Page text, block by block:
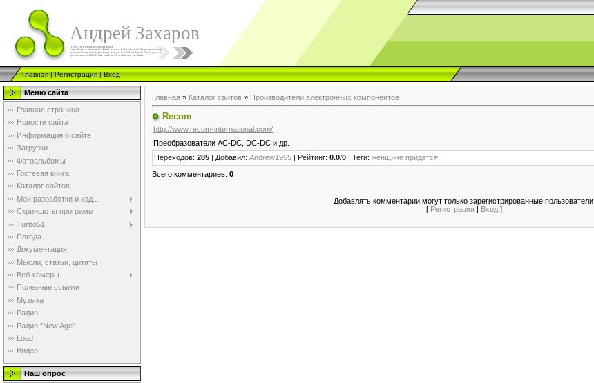
Андрей Захаров
Главная|Регистрация|Вход
Меню сайта
Главная страница
Новости сайта
Информация о сайте
Загрузки
Фотоальбомы
Гостевая книга
Каталог сайтов
Мои разработки и изд...
Скриншоты программ
Turbo51
Погода
Документация
Мысли, статьи, цитаты
Веб-камеры
Полезные ссылки
Музыка
Радио
Радио "New Age"
Load
Видео
Наш опрос
Главная » Каталог сайтов » Производители электронных компонентов
Recom
http://www.recom-international.com/
Преобразователи AC-DC, DC-DC и др.
Переходов: 285 | Добавил: Andrew1955 | Рейтинг: 0.0/0 | Теги: женщине придется
Всего комментариев: 0
Добавлять комментарии могут только зарегистрированные пользователи.
[ Регистрация | Вход ]